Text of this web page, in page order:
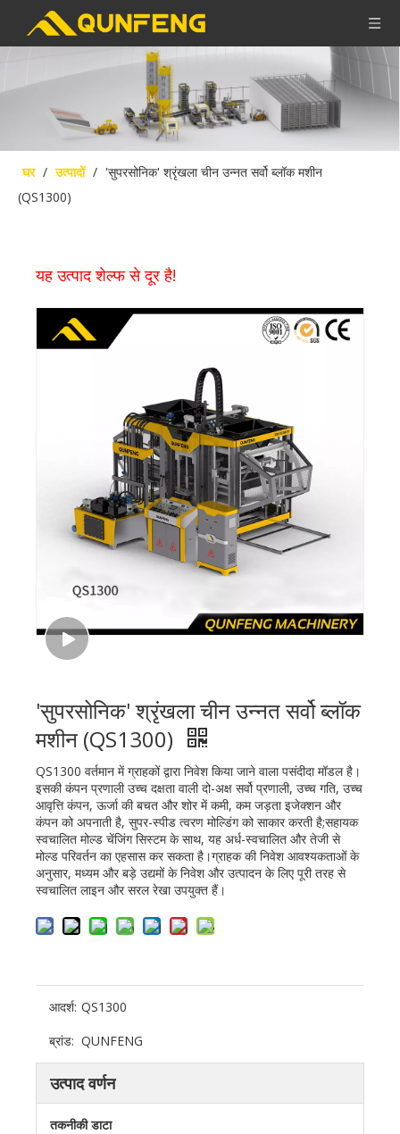
घर / उत्पादों / 'सुपरसोनिक' श्रृंखला चीन उन्नत सर्वो ब्लॉक मशीन
(QS1300)
यह उत्पाद शेल्फ से दूर है!
'सुपरसोनिक' श्रृंखला चीन उन्नत सर्वो ब्लॉक
मशीन (QS1300)
QS1300 वर्तमान में ग्राहकों द्वारा निवेश किया जाने वाला पसंदीदा मॉडल है।
इसकी कंपन प्रणाली उच्च दक्षता वाली दो-अक्ष सर्वो प्रणाली, उच्च गति, उच्च
आवृत्ति कंपन, ऊर्जा की बचत और शोर में कमी, कम जड़ता इजेक्शन और
कंपन को अपनाती है, सुपर-स्पीड त्वरण मोल्डिंग को साकार करती है;सहायक
स्वचालित मोल्ड चेंजिंग सिस्टम के साथ, यह अर्ध-स्वचालित और तेजी से
मोल्ड परिवर्तन का एहसास कर सकता है।ग्राहक की निवेश आवश्यकताओं के
अनुसार, मध्यम और बड़े उद्यमों के निवेश और उत्पादन के लिए पूरी तरह से
स्वचालित लाइन और सरल रेखा उपयुक्त हैं।
आदर्श: QS1300
ब्रांड: QUNFENG
उत्पाद वर्णन
तकनीकी डाटा